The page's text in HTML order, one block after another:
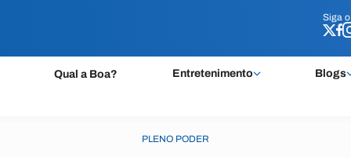
Siga
Qual a Boa? Entretenimento Blogs
Siga
PLENO PODER